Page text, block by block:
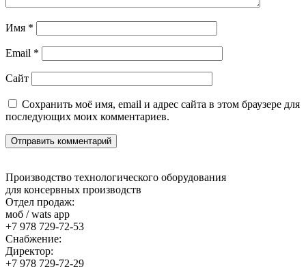
Имя *
Email *
Сайт
Сохранить моё имя, email и адрес сайта в этом браузере для
последующих моих комментариев.
Производство технологического оборудования
для консервных производств
Отдел продаж:
моб / wats app
+7 978 729-72-53
Снабжение:
Директор:
+7 978 729-72-29